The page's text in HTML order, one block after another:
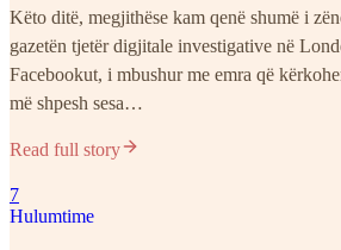
Këto ditë, megjithëse kam qenë shumë i
gazetën tjetër digjitale investigative në
Facebookut, i mbushur me emra që
më shpesh sesa…
Read full story
7
Hulumtime